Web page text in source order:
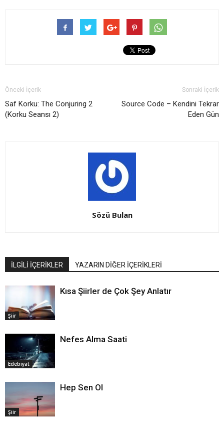
Önceki İçerik
Saf Korku: The Conjuring 2
(Korku Seansı 2)
Sonraki İçerik
Source Code – Kendini Tekrar
Eden Gün
Sözü Bulan
İLGİLİ İÇERİKLER YAZARIN DİĞER İÇERİKLERİ
Şiir
Kısa Şiirler de Çok Şey Anlatır
Edebiyat
Nefes Alma Saati
Şiir
Hep Sen Ol